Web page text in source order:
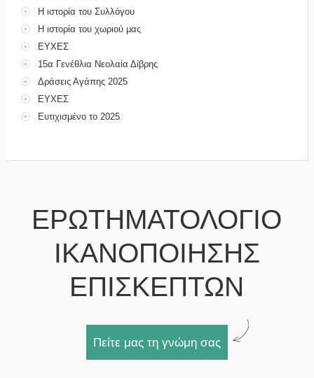
Η ιστορία του Συλλόγου
Η ιστορία του χωριού μας
ΕΥΧΕΣ
15α Γενέθλια Νεολαία Δίβρης
Δράσεις Αγάπης 2025
ΕΥΧΕΣ
Ευτιχισμένο το 2025
ΕΡΩΤΗΜΑΤΟΛΟΓΙΟ
ΙΚΑΝΟΠΟΙΗΣΗΣ
ΕΠΙΣΚΕΠΤΩΝ
Πείτε μας τη γνώμη σας